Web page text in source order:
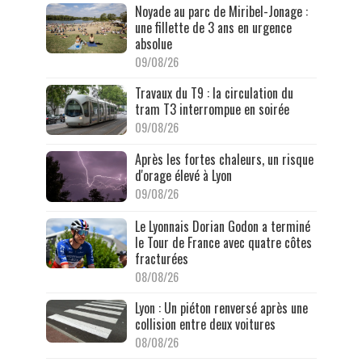
Noyade au parc de Miribel-Jonage :
une fillette de 3 ans en urgence
absolue
09/08/26
Travaux du T9 : la circulation du
tram T3 interrompue en soirée
09/08/26
Après les fortes chaleurs, un risque
d'orage élevé à Lyon
09/08/26
Le Lyonnais Dorian Godon a terminé
le Tour de France avec quatre côtes
fracturées
08/08/26
Lyon : Un piéton renversé après une
collision entre deux voitures
08/08/26